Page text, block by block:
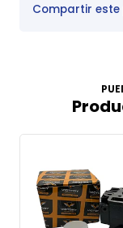
Compartir